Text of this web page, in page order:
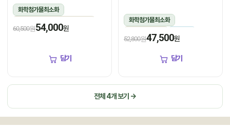
화학첨가물최소화
1.5kg(꽃게450g,장물1,050g)
냉장
60,500원54,000원
담기
화학첨가물최소화
1kg(5미~6미)
52,800원47,500원
담기
전체 4개 보기 →